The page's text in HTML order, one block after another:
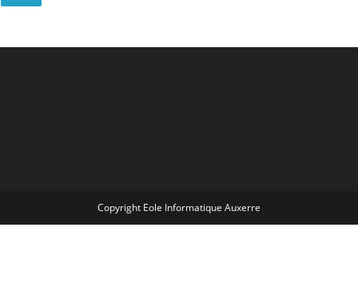
Copyright Eole Informatique Auxerre